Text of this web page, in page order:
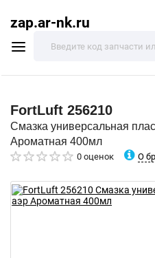
zap.ar-nk.ru
FortLuft 256210
Смазка универсальная
Ароматная 400мл
0 оценок О